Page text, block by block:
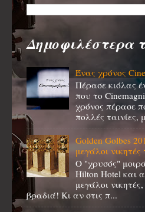
Δημοφιλέστερα
Ένας χρόνος
Πέρασε κιόλας
που το
χρόνος πέρασε
πολλές ταινίες,
Golden Golbes
μεγάλοι
Ο "χρυσός"
Hilton Hotel και
μεγάλοι
βραδιά! Κι αν στις π...